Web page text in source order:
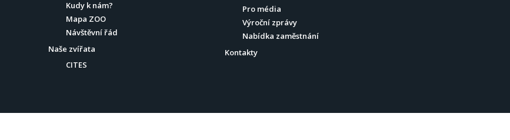
Kudy k nám?
Mapa ZOO
Návštěvní řád
Naše zvířata
CITES
Pro média
Výroční zprávy
Nabídka zaměstnání
Kontakty